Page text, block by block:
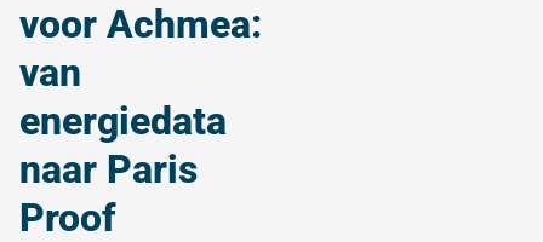
voor Achmea:
van
energiedata
naar Paris
Proof